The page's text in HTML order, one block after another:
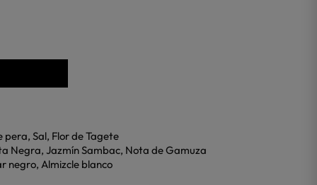
pera, Sal, Flor de Tagete
Negra, Jazmín Sambac, Nota de Gamuza
negro, Almizcle blanco